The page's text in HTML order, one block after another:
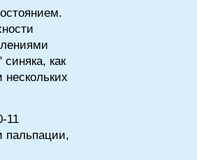
как
11
пальпации,